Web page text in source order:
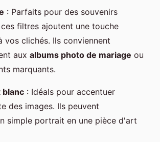
: Parfaits pour des souvenirs
filtres ajoutent une touche
vos clichés. Ils conviennent
aux albums photo de mariage ou
marquants.
blanc : Idéals pour accentuer
des images. Ils peuvent
simple portrait en une pièce d'art